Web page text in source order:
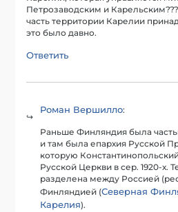
Петрозаводским и
часть территории Карелии
это было давно.
Ответить
Роман Вершилло:
Раньше Финляндия была
и там была епархия Русской
которую
Русской Церкви в сер. 1920-х.
разделена между Россией
Финляндией (Северная
Карелия).